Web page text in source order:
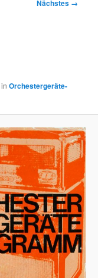
Nächstes →
inOrchestergeräte-